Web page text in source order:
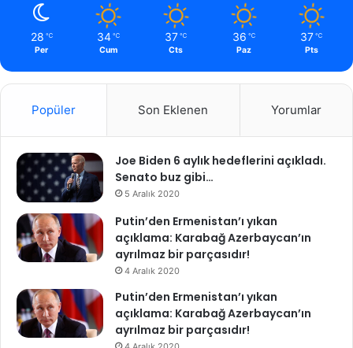
28 ℃
Per
34 ℃
Cum
37 ℃
Cts
36 ℃
Paz
37 ℃
Pts
Popüler Son Eklenen Yorumlar
Joe Biden 6 aylık hedeflerini açıkladı.
Senato buz gibi…
5 Aralık 2020
Putin’den Ermenistan’ı yıkan
açıklama: Karabağ Azerbaycan’ın
ayrılmaz bir parçasıdır!
4 Aralık 2020
Putin’den Ermenistan’ı yıkan
açıklama: Karabağ Azerbaycan’ın
ayrılmaz bir parçasıdır!